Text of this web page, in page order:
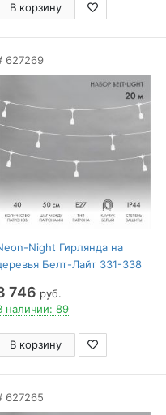
В корзину
627269
Night Гирлянда на
Белт-Лайт 331-338
746 руб.
наличии: 89
В корзину
627265